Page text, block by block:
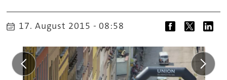
17. August 2015 - 08:58